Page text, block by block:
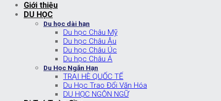
Giới thiệu
DU HỌC
Du học dài hạn
Du học Châu Mỹ
Du học Châu Âu
Du học Châu Úc
Du học Châu Á
Du Học Ngắn Hạn
TRẠI HÈ QUỐC TẾ
Du Học Trao Đổi Văn Hóa
DU HỌC NGÔN NGỮ